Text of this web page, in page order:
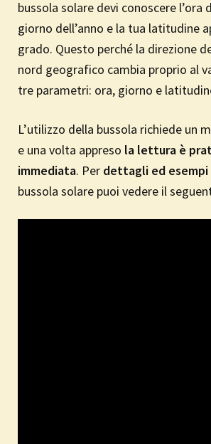
bussola solare devi conoscere l’ora
giorno dell’anno e la tua latitudine
grado. Questo perché la direzione
nord geografico cambia proprio al
tre parametri: ora, giorno e
L’utilizzo della bussola richiede un
e una volta appreso la lettura è
immediata. Per dettagli ed
bussola solare puoi vedere il